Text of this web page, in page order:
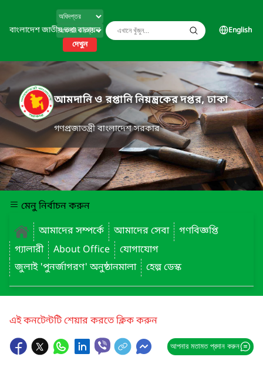
বাংলাদেশ জাতীয় তথ্য বাতায়ন
দেখুন
English
আমদানি ও রপ্তানি নিয়ন্ত্রকের দপ্তর, ঢাকা
গণপ্রজাতন্ত্রী বাংলাদেশ সরকার
মেনু নির্বাচন করুন
আমাদের সম্পর্কে
আমাদের সেবা
গণবিজ্ঞপ্তি
গ্যালারী
About Office
যোগাযোগ
জুলাই 'পুনর্জাগরণ' অনুষ্ঠানমালা
হেল্প ডেস্ক
এই কনটেন্টটি শেয়ার করতে ক্লিক করুন
আপনার মতামত প্রদান করুন